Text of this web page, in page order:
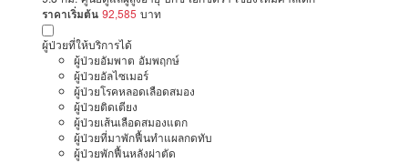
ราคาเริ่มต้น 92,585 บาท
ผู้ป่วยที่ให้บริการได้
ผู้ป่วยอัมพาต อัมพฤกษ์
ผู้ป่วยอัลไซเมอร์
ผู้ป่วยโรคหลอดเลือดสมอง
ผู้ป่วยติดเตียง
ผู้ป่วยเส้นเลือดสมองแตก
ผู้ป่วยที่มาพักฟื้นทำแผลกดทับ
ผู้ป่วยพักฟื้นหลังผ่าตัด